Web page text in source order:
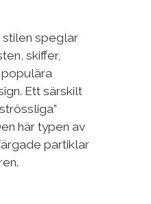
stilen speglar
skiffer,
Ett särskilt
här typen av
partiklar